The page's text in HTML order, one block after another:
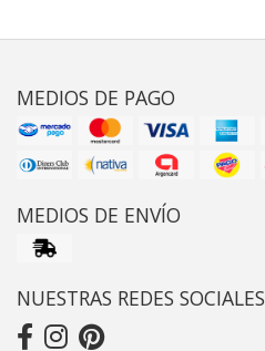
MEDIOS DE PAGO
MEDIOS DE ENVÍO
NUESTRAS REDES SOCIALES